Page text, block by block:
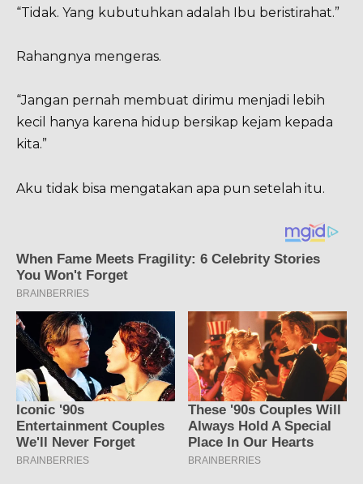
“Tidak. Yang kubutuhkan adalah Ibu beristirahat.”
Rahangnya mengeras.
“Jangan pernah membuat dirimu menjadi lebih
kecil hanya karena hidup bersikap kejam kepada
kita.”
Aku tidak bisa mengatakan apa pun setelah itu.